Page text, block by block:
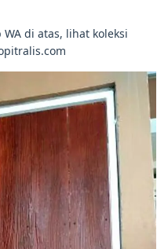
di atas, lihat koleksi